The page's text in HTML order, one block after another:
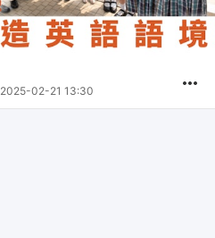
2025-02-21 13:30